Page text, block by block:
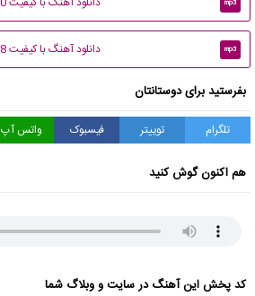
mp3
mp3 دانلود آهنگ با کیفیت 128
بفرستید برای دوستانتان
تلگرام توییتر فیسبوک واتس آپ
هم اکنون گوش کنید
کد پخش این آهنگ در سایت و وبلاگ شما